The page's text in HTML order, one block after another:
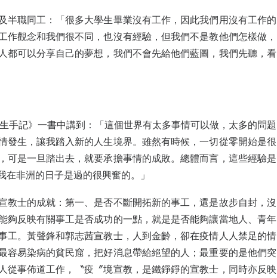
半職同工：「很多大學生畢業沒有工作，因此我們用沒有工作的
作觀念和我們很不同，也沒有經驗，但我們不是教他們怎樣做，
都可以分享自己的夢想，我們不會先給他們藍圖，我們先聽，看
手記》一書中講到：「這個世界有太多事情可以做，太多的問題
發生，讓我踏入新的人生境界。雖然有時候，一切從零開始是很
可是一旦踏出去，就要承擔事情的成敗。總體而言，這些經驗是
非洲的日子是過的很興奮的。」
教士的成就：第一、是否不斷開拓新的事工，還是故步自封，沒
夠反映有關事工是否成功的一點，就是是否能夠讓當地人、青年
工。黃聲鋒和郭志茜宣教士，人到金齡，卻在疫情人人禁足的情
容易染病的貧民窟，把好消息帶給絕望的人；最重要的是他們突
從事佈道工作，〝疫〞境宣教，是鐵錚錚的宣教士，同時亦反映